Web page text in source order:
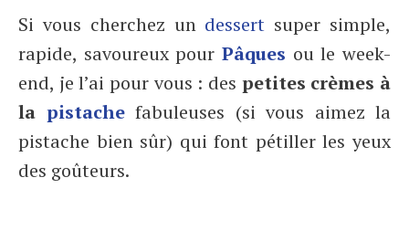
Si vous cherchez un dessert super simple,
rapide, savoureux pour Pâques ou le week-
end, je l’ai pour vous : des petites crèmes à
la pistachefabuleuses (si vous aimez la
pistache bien sûr) qui font pétiller les yeux
des goûteurs.